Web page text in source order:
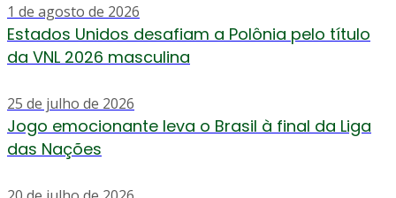
1 de agosto de 2026
Estados Unidos desafiam a Polônia pelo título
da VNL 2026 masculina
25 de julho de 2026
Jogo emocionante leva o Brasil à final da Liga
das Nações